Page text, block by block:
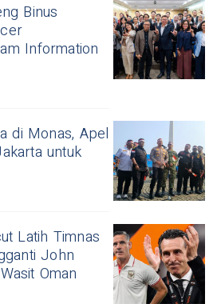
Binus
Information
di Monas, Apel
untuk
Latih Timnas
John
Oman